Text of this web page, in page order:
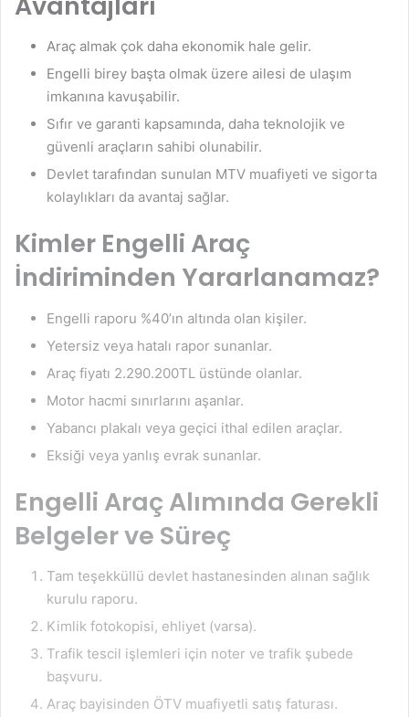
Araç almak çok daha ekonomik hale gelir.
Engelli birey başta olmak üzere ailesi de ulaşım
imkanına kavuşabilir.
Sıfır ve garanti kapsamında, daha teknolojik ve
güvenli araçların sahibi olunabilir.
Devlet tarafından sunulan MTV muafiyeti ve sigorta
kolaylıkları da avantaj sağlar.
Kimler Engelli Araç
İndiriminden Yararlanamaz?
Engelli raporu %40’ın altında olan kişiler.
Yetersiz veya hatalı rapor sunanlar.
Araç fiyatı 2.290.200TL üstünde olanlar.
Motor hacmi sınırlarını aşanlar.
Yabancı plakalı veya geçici ithal edilen araçlar.
Eksiği veya yanlış evrak sunanlar.
Engelli Araç Alımında Gerekli
Belgeler ve Süreç
Tam teşekküllü devlet hastanesinden alınan sağlık
kurulu raporu.
Kimlik fotokopisi, ehliyet (varsa).
Trafik tescil işlemleri için noter ve trafik şubede
başvuru.
Araç bayisinden ÖTV muafiyetli satış faturası.